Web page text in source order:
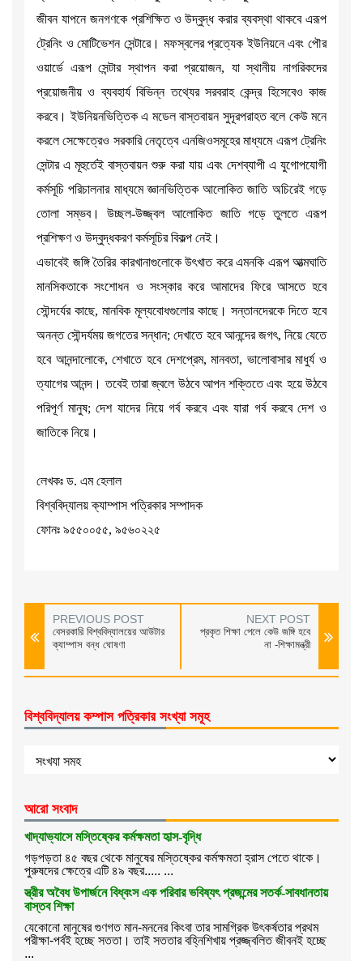
জীবন যাপনে জনগণকে প্রশিক্ষিত ও উদ্বুদ্ধ করার ব্যবস্থা থাকবে এরূপ
ট্রেনিং ও মোটিভেশন সেন্টারে। মফস্বলের প্রত্যেক ইউনিয়নে এবং পৌর
ওয়ার্ডে এরূপ সেন্টার স্থাপন করা প্রয়োজন, যা স্থানীয় নাগরিকদের
প্রয়োজনীয় ও ব্যবহার্য বিভিন্ন তথ্যের সরবরাহ কেন্দ্র হিসেবেও কাজ
করবে। ইউনিয়নভিত্তিক এ মডেল বাস্তবায়ন সুদূরপরাহত বলে কেউ মনে
করলে সেক্ষেত্রেও সরকারি নেতৃত্বে এনজিওসমূহের মাধ্যমে এরূপ ট্রেনিং
সেন্টার এ মূহুর্তেই বাস্তবায়ন শুরু করা যায় এবং দেশব্যাপী এ যুগোপযোগী
কর্মসূচি পরিচালনার মাধ্যমে জ্ঞানভিত্তিক আলোকিত জাতি অচিরেই গড়ে
তোলা সম্ভব। উচ্ছল-উজ্জ্বল আলোকিত জাতি গড়ে তুলতে এরূপ
প্রশিক্ষণ ও উদ্বুদ্ধকরণ কর্মসূচির বিকল্প নেই।
এভাবেই জঙ্গি তৈরির কারখানাগুলোকে উৎখাত করে এমনকি এরূপ আত্মঘাতি
মানসিকতাকে সংশোধন ও সংস্কার করে আমাদের ফিরে আসতে হবে
সৌন্দর্যের কাছে, মানবিক মূল্যবোধগুলোর কাছে। সন্তানদেরকে দিতে হবে
অনন্ত সৌন্দর্যময় জগতের সন্ধান; দেখাতে হবে আনন্দের জগৎ, নিয়ে যেতে
হবে আনন্দালোকে, শেখাতে হবে দেশপ্রেম, মানবতা, ভালোবাসার মাধুর্য ও
ত্যাগের আনন্দ। তবেই তারা জ্বলে উঠবে আপন শক্তিতে এবং হয়ে উঠবে
পরিপূর্ণ মানুষ; দেশ যাদের নিয়ে গর্ব করবে এবং যারা গর্ব করবে দেশ ও
জাতিকে নিয়ে।
লেখকঃ ড. এম হেলাল
বিশ্ববিদ্যালয় ক্যাম্পাস পত্রিকার সম্পাদক
ফোনঃ ৯৫৫০০৫৫, ৯৫৬০২২৫
PREVIOUS POST
বেসরকারি বিশ্ববিদ্যালয়ের আউটার
ক্যাম্পাস বন্ধ ঘোষণা
NEXT POST
প্রকৃত শিক্ষা পেলে কেউ জঙ্গি হবে
না -শিক্ষামন্ত্রী
বিশ্ববিদ্যালয় কম্পাস পত্রিকার সংখ্যা সমূহ
আরো সংবাদ
খাদ্যাভ্যাসে মস্তিষ্কের কর্মক্ষমতা হৃাস-বৃদ্ধি
গড়পড়তা ৪৫ বছর থেকে মানুষের মস্তিষ্কের কর্মক্ষমতা হ্রাস পেতে থাকে।
পুরুষদের ক্ষেত্রে এটি ৪৯ বছর..... ...
স্ত্রীর অবৈধ উপার্জনে বিধ্বংস এক পরিবার ভবিষ্যৎ প্রজন্মের সতর্ক-সাবধানতায়
বাস্তব শিক্ষা
যেকোনো মানুষের গুণগত মান-মননের কিংবা তার সামগ্রিক উৎকর্ষতার প্রথম
পরীক্ষা-পর্বই হচ্ছে সততা। তাই সততার বহ্নিশিখায় প্রজ্জ্বলিত জীবনই হচ্ছে
...